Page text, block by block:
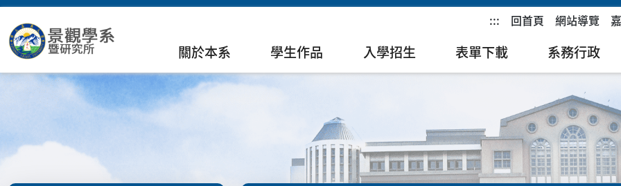
::: 回首頁 網站導覽
關於本系 學生作品 入學招生 表單下載 系務行政